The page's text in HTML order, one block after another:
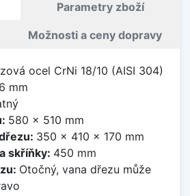
Parametry zboží
Možnosti a ceny dopravy
ocel CrNi 18/10 (AISI 304)
mm
580 x 510 mm
350 x 410 x 170 mm
skříňky: 450 mm
Otočný, vana dřezu může